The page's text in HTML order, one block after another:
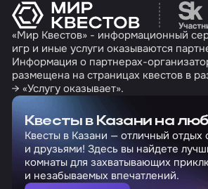
«Мир Квестов» - информационный
игр и иные услуги оказываются
Информация о партнерах-
размещена на страницах квестов в
→ «Услугу оказывает».
Квесты в Казани на
Квесты в Казани — отличный отдых
и друзьями! Здесь вы найдете
комнаты для захватывающих
и незабываемых впечатлений.